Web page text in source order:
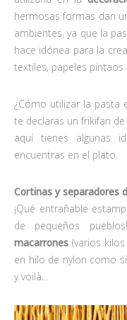
hermosas formas dan
ambientes, ya que la
hace idónea para la
textiles, papeles pintaos
¿Cómo utilizar la pasta
te declaras un frikifan
aquí tienes algunas
encuentras en el plato.
Cortinas y separadores
¡Qué entrañable
de pequeños
macarrones (varios
en hilo de nylon como
y voilà…